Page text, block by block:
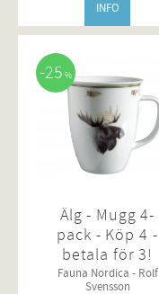
INFO
Älg - Mugg 4-
pack - Köp 4 -
betala för 3!
Fauna Nordica - Rolf
Svensson
25 %